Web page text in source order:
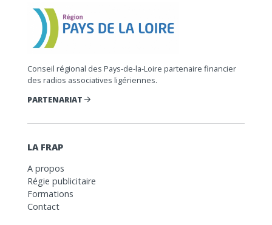
Conseil régional des Pays-de-la-Loire partenaire financier
des radios associatives ligériennes.
PARTENARIAT
LA FRAP
A propos
Régie publicitaire
Formations
Contact